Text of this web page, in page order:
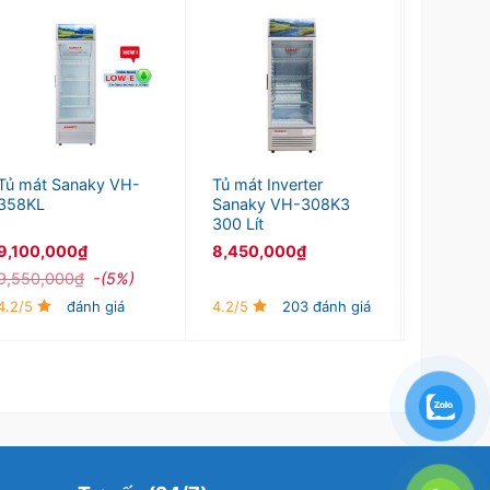
mát Sanaky VH-
₫
₫ -(5%)
5 đánh giá
Tủ mát Inverter
Sanaky VH-308K3
300 Lít
8,450,000₫
4.2/5 203 đánh giá